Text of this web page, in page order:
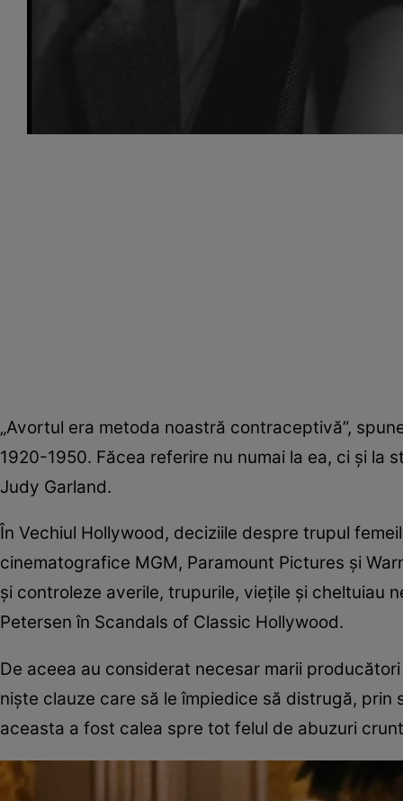
„Avortul era metoda noastră contraceptivă”,
1920-1950. Făcea referire nu numai la ea, ci şi la
Judy Garland.
În Vechiul Hollywood, deciziile despre trupul
cinematografice MGM, Paramount Pictures şi
şi controleze averile, trupurile, vieţile şi cheltuiau
Petersen în Scandals of Classic Hollywood.
De aceea au considerat necesar marii
nişte clauze care să le împiedice să distrugă,
aceasta a fost calea spre tot felul de abuzuri